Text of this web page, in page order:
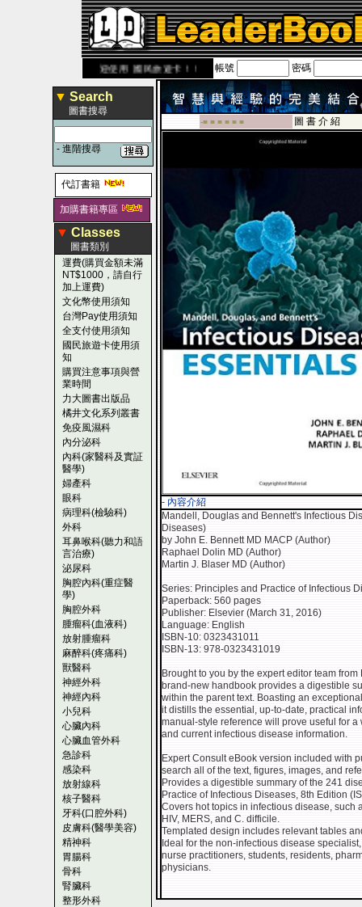
歡迎使用 國民旅遊卡！！ 帳號 密碼
▼ Search
圖書搜尋
- 進階搜尋
代訂書籍
加購書籍專區
▼ Classes
圖書類別
運費(購買金額未滿
NT$1000，請自行
加上運費)
文化幣使用須知
台灣Pay使用須知
全支付使用須知
國民旅遊卡使用須
知
購買注意事項與營
業時間
力大圖書出版品
橘井文化系列叢書
免疫風濕科
內分泌科
內科(家醫科及實証
醫學)
婦產科
眼科
病理科(檢驗科)
外科
耳鼻喉科(聽力和語
言治療)
泌尿科
胸腔內科(重症醫
學)
胸腔外科
腫瘤科(血液科)
放射腫瘤科
麻醉科(疼痛科)
獸醫科
神經外科
神經內科
小兒科
心臟內科
心臟血管外科
急診科
感染科
放射線科
核子醫科
牙科(口腔外科)
皮膚科(醫學美容)
精神科
胃腸科
骨科
腎臟科
整形外科
-■ ■ ■ ■ ■ ■ 圖 書 介 紹
- 內容介紹
Mandell, Douglas and Bennett's Infectious
Diseases)
by John E. Bennett MD MACP (Author)
Raphael Dolin MD (Author)
Martin J. Blaser MD (Author)
Series: Principles and Practice of Infectious
Paperback: 560 pages
Publisher: Elsevier (March 31, 2016)
Language: English
ISBN-10: 0323431011
ISBN-13: 978-0323431019
Brought to you by the expert editor team
brand-new handbook provides a digestible
within the parent text. Boasting an
it distills the essential, up-to-date, practical
manual-style reference will prove useful for
and current infectious disease information.
Expert Consult eBook version included with
search all of the text, figures, images, and
Provides a digestible summary of the 241
Practice of Infectious Diseases, 8th Edition
Covers hot topics in infectious disease, such
HIV, MERS, and C. difficile.
Templated design includes relevant tables
Ideal for the non-infectious disease
nurse practitioners, students, residents,
physicians.